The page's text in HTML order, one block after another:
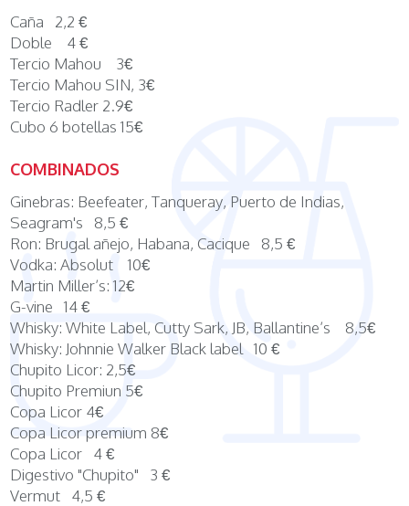
Caña 2,2 €
Doble 4 €
Tercio Mahou 3€
Tercio Mahou SIN, 3€
Tercio Radler 2.9€
Cubo 6 botellas 15€
COMBINADOS
Ginebras: Beefeater, Tanqueray, Puerto de Indias,
Seagram's 8,5 €
Ron: Brugal añejo, Habana, Cacique 8,5 €
Vodka: Absolut 10€
Martin Miller’s: 12€
G-vine 14 €
Whisky: White Label, Cutty Sark, JB, Ballantine’s 8,5€
Whisky: Johnnie Walker Black label 10 €
Chupito Licor: 2,5€
Chupito Premiun 5€
Copa Licor 4€
Copa Licor premium 8€
Copa Licor 4 €
Digestivo "Chupito" 3 €
Vermut 4,5 €